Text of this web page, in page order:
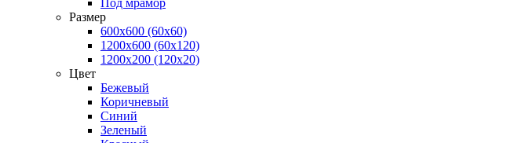
Под мрамор
Размер
600х600 (60х60)
1200х600 (60х120)
1200х200 (120x20)
Цвет
Бежевый
Коричневый
Синий
Зеленый